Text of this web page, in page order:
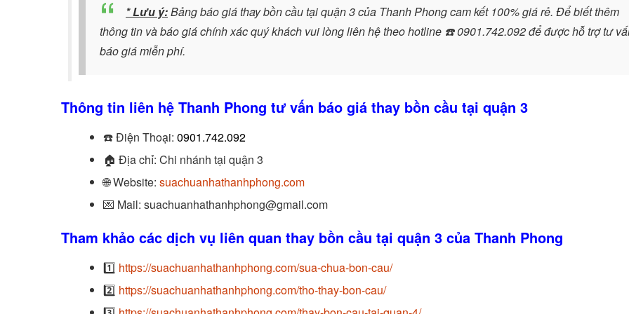
* Lưu ý:Bảng báo giá thay bồn cầu tại quận 3 của Thanh Phong cam kết 100% giá rẻ. Để biết thêm
thông tin và báo giá chính xác quý khách vui lòng liên hệ theo hotline ☎️0901.742.092 để được hỗ trợ tư
báo giá miễn phí.
Thông tin liên hệ Thanh Phong tư vấn báo giá thay bồn cầu tại quận 3
☎️Điện Thoại: 0901.742.092
🏠 Địa chỉ: Chi nhánh tại quận 3
🌐 Website: suachuanhathanhphong.com
💌 Mail: suachuanhathanhphong@gmail.com
Tham khảo các dịch vụ liên quan thay bồn cầu tại quận 3 của Thanh Phong
1️⃣ https://suachuanhathanhphong.com/sua-chua-bon-cau/
2️⃣ https://suachuanhathanhphong.com/tho-thay-bon-cau/